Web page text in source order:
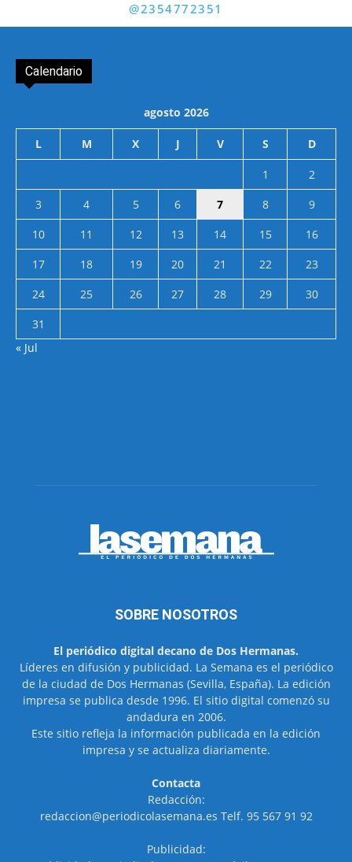
@2354772351
Calendario
agosto 2026
L M X J V S D
1
2
3
4 5 6 7 8
9
10
11 12 13 14 15
16
17
18 19 20 21 22
23
24
25 26 27 28 29
30
31
« Jul
SOBRE NOSOTROS
El periódico digital decano de Dos Hermanas.
Líderes en difusión y publicidad. La Semana es el periódico
de la ciudad de Dos Hermanas (Sevilla, España). La edición
impresa se publica desde 1996. El sitio digital comenzó su
andadura en 2006.
Este sitio refleja la información publicada en la edición
impresa y se actualiza diariamente.
Contacta
Redacción:
redaccion@periodicolasemana.es Telf. 95 567 91 92
Publicidad: